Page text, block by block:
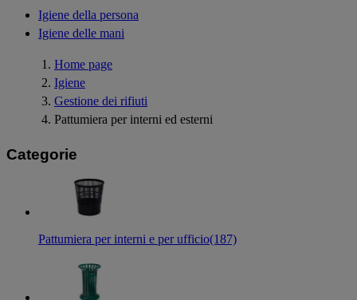
Igiene della persona
Igiene delle mani
Home page
Igiene
Gestione dei rifiuti
Pattumiera per interni ed esterni
Categorie
Pattumiera per interni e per ufficio(187)